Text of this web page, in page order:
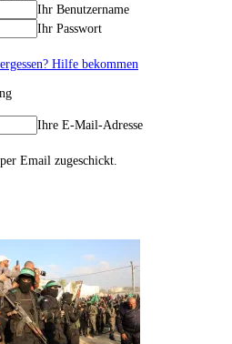
Ihr Benutzername
Ihr Passwort
Hilfe bekommen
Ihre E-Mail-Adresse
Email zugeschickt.